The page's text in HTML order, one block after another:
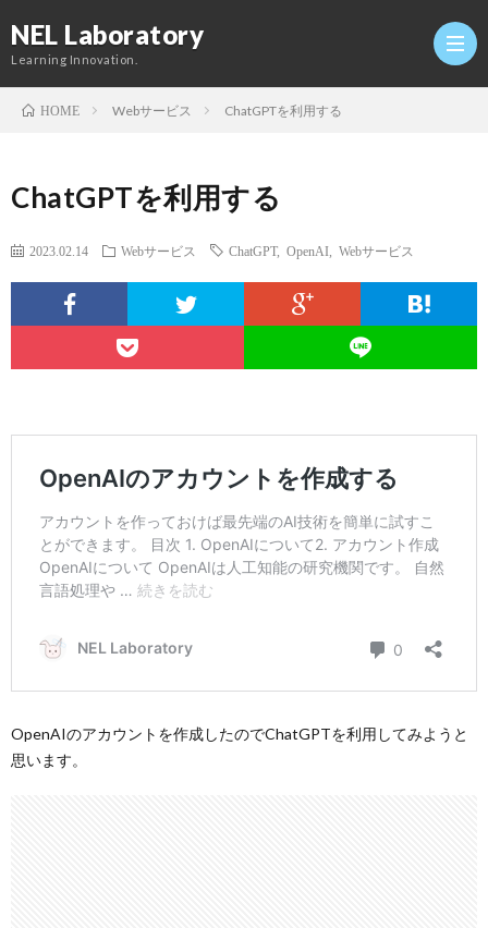
NEL Laboratory
Learning Innovation.
究
HOME Webサービス ChatGPTを利用する
ChatGPTを利用する
2023.02.14 Webサービス ChatGPT, OpenAI Webサービス
OpenAIのアカウントを作成したのでChatGPTを利用してみようと
思います。